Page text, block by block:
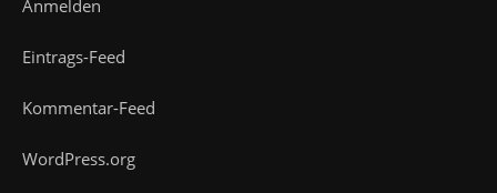
Anmelden
Eintrags-Feed
Kommentar-Feed
WordPress.org